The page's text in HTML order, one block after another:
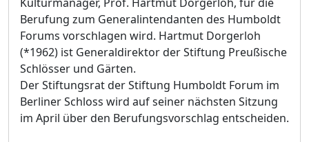
Berufung zum Generalintendanten des Humboldt
Forums vorschlagen wird. Hartmut Dorgerloh
(*1962) ist Generaldirektor der Stiftung Preußische
Schlösser und Gärten.
Der Stiftungsrat der Stiftung Humboldt Forum im
Berliner Schloss wird auf seiner nächsten Sitzung
im April über den Berufungsvorschlag entscheiden.